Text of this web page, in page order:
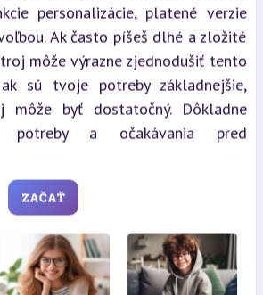
personalizácie, platené verzie
Ak často píšeš dlhé a zložité
môže výrazne zjednodušiť tento
ak sú tvoje potreby základnejšie,
môže byť dostatočný. Dôkladne
potreby a očakávania pred
ZAČAŤ